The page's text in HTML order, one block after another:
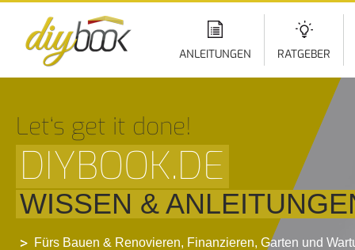
ANLEITUNGEN RATGEBER
Let‘s get it done!
DIYBOOK.DE
WISSEN &
Fürs Bauen & Renovieren, Finanzieren, Garten und